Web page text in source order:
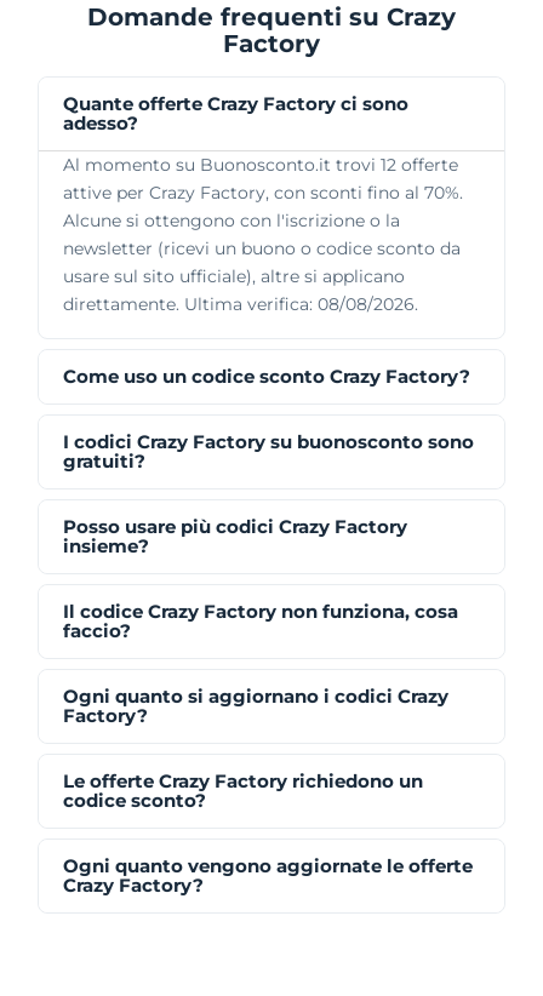
Domande frequenti su Crazy
Factory
Quante offerte Crazy Factory ci sono
adesso?
Al momento su Buonosconto.it trovi 12 offerte
attive per Crazy Factory, con sconti fino al 70%.
Alcune si ottengono con l'iscrizione o la
newsletter (ricevi un buono o codice sconto da
usare sul sito ufficiale), altre si applicano
direttamente. Ultima verifica: 08/08/2026.
Come uso un codice sconto Crazy Factory?
I codici Crazy Factory su buonosconto sono
gratuiti?
Posso usare più codici Crazy Factory
insieme?
Il codice Crazy Factory non funziona, cosa
faccio?
Ogni quanto si aggiornano i codici Crazy
Factory?
Le offerte Crazy Factory richiedono un
codice sconto?
Ogni quanto vengono aggiornate le offerte
Crazy Factory?